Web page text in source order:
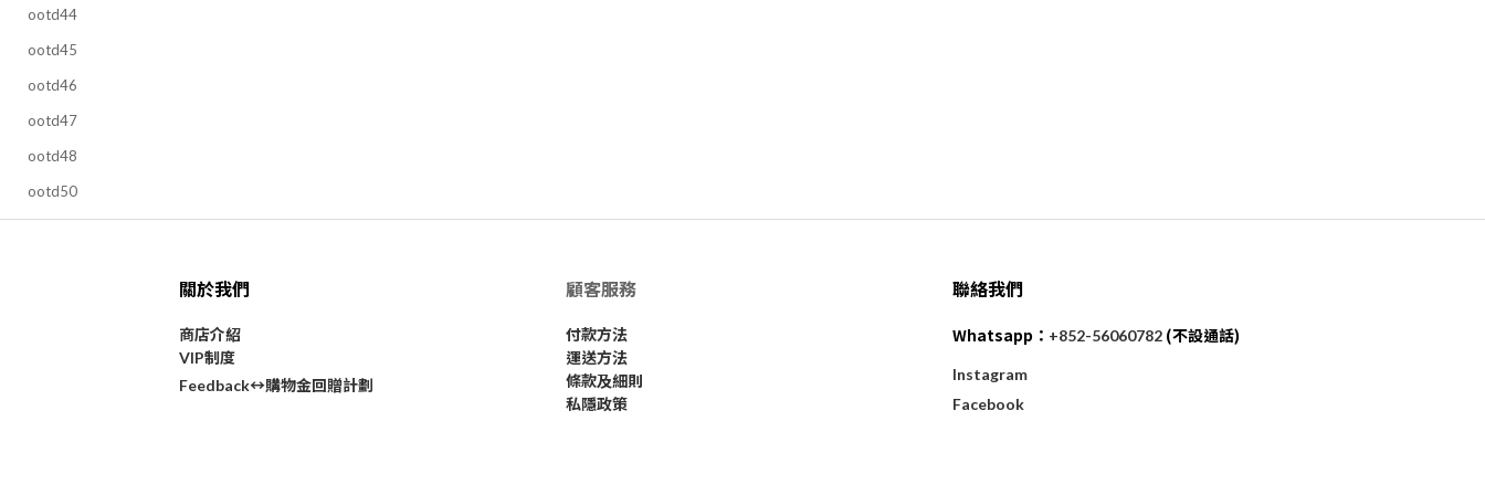
ootd44
ootd45
ootd46
ootd47
ootd48
ootd50
關於我們
商店介紹
VIP制度
Feedback↔購物金回贈計劃
顧客服務
付款方法
運送方法
條款及細則
私隱政策
聯絡我們
Whatsapp： +852-56060782 (不設通話)
Instagram
Facebook